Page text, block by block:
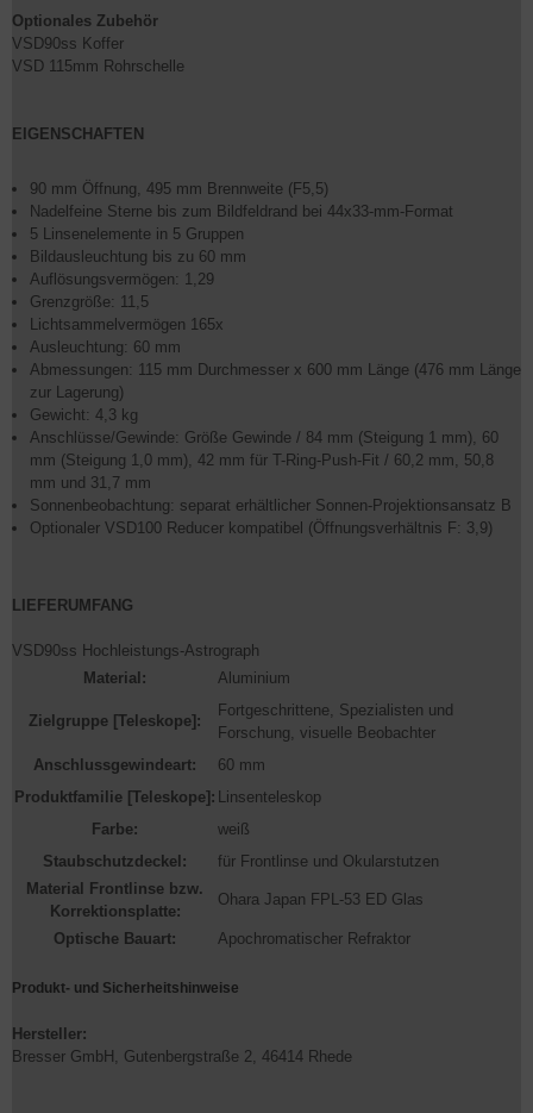
Optionales Zubehör
VSD90ss Koffer
VSD 115mm Rohrschelle
EIGENSCHAFTEN
90 mm Öffnung, 495 mm Brennweite (F5,5)
Nadelfeine Sterne bis zum Bildfeldrand bei 44x33-mm-Format
5 Linsenelemente in 5 Gruppen
Bildausleuchtung bis zu 60 mm
Auflösungsvermögen: 1,29
Grenzgröße: 11,5
Lichtsammelvermögen 165x
Ausleuchtung: 60 mm
Abmessungen: 115 mm Durchmesser x 600 mm Länge (476 mm Länge
zur Lagerung)
Gewicht: 4,3 kg
Anschlüsse/Gewinde: Größe Gewinde / 84 mm (Steigung 1 mm), 60
mm (Steigung 1,0 mm), 42 mm für T-Ring-Push-Fit / 60,2 mm, 50,8
mm und 31,7 mm
Sonnenbeobachtung: separat erhältlicher Sonnen-Projektionsansatz B
Optionaler VSD100 Reducer kompatibel (Öffnungsverhältnis F: 3,9)
LIEFERUMFANG
VSD90ss Hochleistungs-Astrograph
Material:
Aluminium
Zielgruppe [Teleskope]:
Fortgeschrittene, Spezialisten und
Forschung, visuelle Beobachter
Anschlussgewindeart:
60 mm
Produktfamilie [Teleskope]: Linsenteleskop
Farbe:
weiß
Staubschutzdeckel:
für Frontlinse und Okularstutzen
Material Frontlinse bzw.
Korrektionsplatte:
Ohara Japan FPL-53 ED Glas
Optische Bauart: Apochromatischer Refraktor
Produkt- und Sicherheitshinweise
Hersteller:
Bresser GmbH, Gutenbergstraße 2, 46414 Rhede